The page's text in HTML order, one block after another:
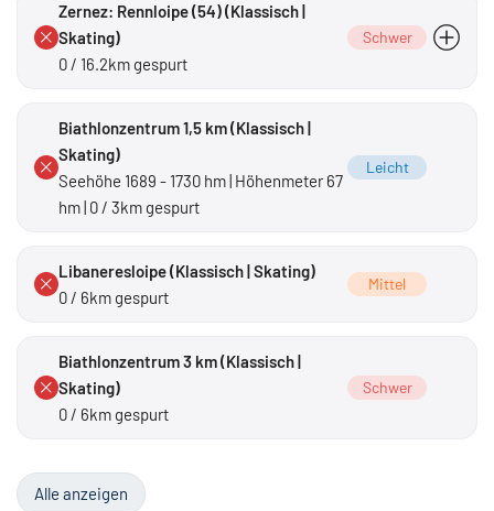
Zernez: Rennloipe (54) (Klassisch |
Skating)
0 / 16.2km gespurt
Schwer
Biathlonzentrum 1,5 km (Klassisch |
Skating)
Seehöhe 1689 - 1730 hm | Höhenmeter 67
hm | 0 / 3km gespurt
Leicht
Libaneresloipe (Klassisch | Skating)
0 / 6km gespurt
Mittel
Biathlonzentrum 3 km (Klassisch |
Skating)
0 / 6km gespurt
Schwer
Alle anzeigen